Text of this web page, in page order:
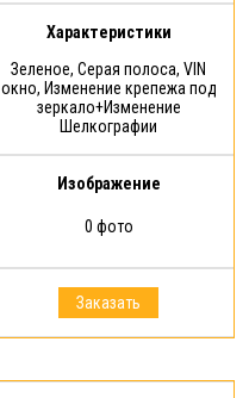
Характеристики
Зеленое, Серая полоса, VIN
окно, Изменение крепежа под
зеркало+Изменение
Шелкографии
Изображение
0 фото
Заказать